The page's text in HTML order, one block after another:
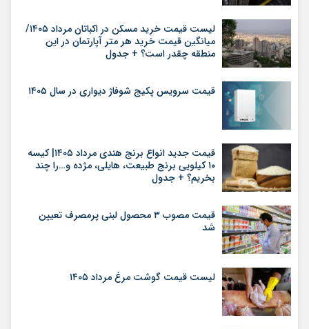
لیست قیمت خرید مسکن در اکباتان مرداد ۱۴۰۵/
میانگین قیمت خرید هر متر آپارتمان در این
منطقه چقدر است؟ + جدول
قیمت سرویس پکیج شوفاژ دیواری در سال ۱۴۰۵
قیمت جدید انواع برنج هندی مرداد ۱۴۰۵| کیسه
۱۰ کیلویی برنج طبیعت، هایلی، مژده و…را چند
بخریم؟ + جدول
قیمت مصوب ۳ محصول لبنی پرمصرف تعیین
شد
لیست قیمت گوشت مرغ مرداد ۱۴۰۵